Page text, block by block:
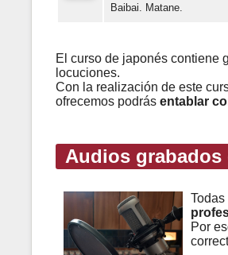
Baibai. Matane.
El curso de japonés contiene
locuciones.
Con la realización de este
ofrecemos podrás entablar
Audios grabados
Por